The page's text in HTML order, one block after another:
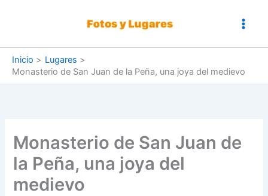
Inicio
Lugares
Monasterio de San Juan de la Peña, una joya del medievo
Monasterio de San Juan de
la Peña, una joya del
medievo